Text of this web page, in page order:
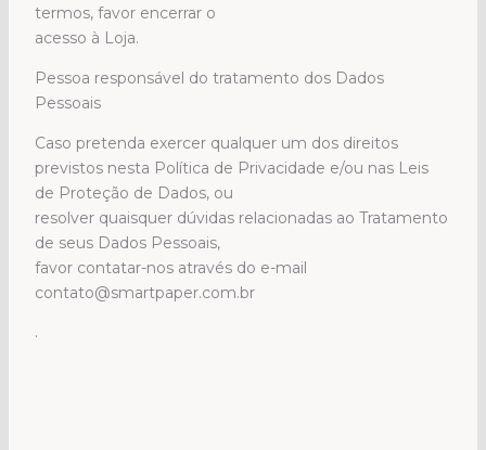
termos, favor encerrar o
acesso à Loja.
Pessoa responsável do tratamento dos Dados
Pessoais
Caso pretenda exercer qualquer um dos direitos
previstos nesta Política de Privacidade e/ou nas Leis
de Proteção de Dados, ou
resolver quaisquer dúvidas relacionadas ao Tratamento
de seus Dados Pessoais,
favor contatar-nos através do e-mail
contato@smartpaper.com.br
.